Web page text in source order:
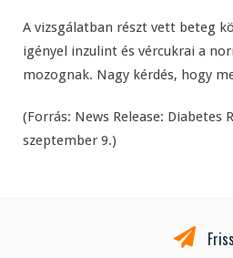
A vizsgálatban részt vett beteg
igényel inzulint és vércukrai a
mozognak. Nagy kérdés, hogy
(Forrás: News Release: Diabetes
szeptember 9.)
Friss